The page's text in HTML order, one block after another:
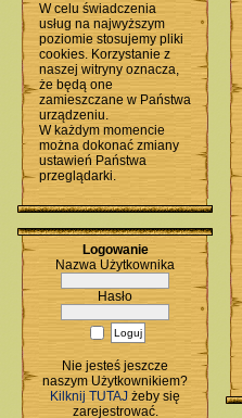
W celu świadczenia
usług na najwyższym
poziomie stosujemy pliki
cookies. Korzystanie z
naszej witryny oznacza,
że będą one
zamieszczane w Państwa
urządzeniu.
W każdym momencie
można dokonać zmiany
ustawień Państwa
przeglądarki.
Logowanie
Nazwa Użytkownika
Hasło
Nie jesteś jeszcze
naszym Użytkownikiem?
Kilknij TUTAJ żeby się
zarejestrować.